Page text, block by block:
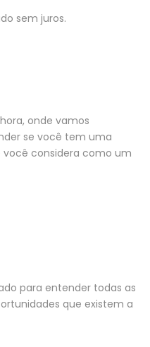
sem juros.
onde vamos
se você tem uma
considera como um
para entender todas as
que existem a